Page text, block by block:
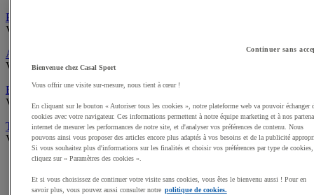
Pare-ballons
Voir tous les produits
Accès infrastructures
Voir tous les produits
Brosses à chaussures
Voir tous les produits
Traçage et délimitation de terrain
Voir tous les produits
Délimitation de terrain
Peintures pour gazon
Traçeuses pour gazon
Continuer sans
Bienvenue chez Casal Sport
Vous offrir une visite sur-mesure, nous tient à cœur !
En cliquant sur le bouton « Autoriser tous les cookies », notre plateforme web va pouvoir échanger
cookies avec votre navigateur. Ces informations permettent à notre équipe marketing et à nos
internet de mesurer les performances de notre site, et d'analyser vos préférences de contenu. Nous
pouvons ainsi vous proposer des articles encore plus adaptés à vos besoins et de la publicité
Si vous souhaitez plus d'informations sur les finalités et choisir vos préférences par type de cookies,
cliquez sur « Paramètres des cookies ».
Et si vous choisissez de continuer votre visite sans cookies, vous êtes le bienvenu aussi ! Pour en
savoir plus, vous pouvez aussi consulter notre politique de cookies.